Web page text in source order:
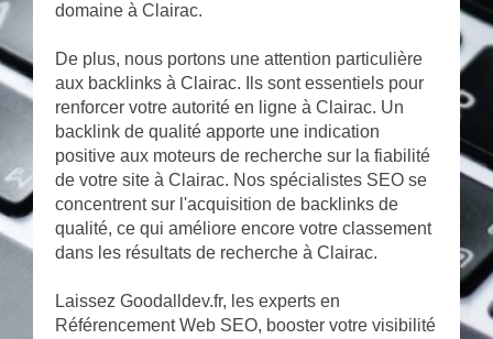
domaine à Clairac.
De plus, nous portons une attention particulière
aux backlinks à Clairac. Ils sont essentiels pour
renforcer votre autorité en ligne à Clairac. Un
backlink de qualité apporte une indication
positive aux moteurs de recherche sur la fiabilité
de votre site à Clairac. Nos spécialistes SEO se
concentrent sur l'acquisition de backlinks de
qualité, ce qui améliore encore votre classement
dans les résultats de recherche à Clairac.
Laissez Goodalldev.fr, les experts en
Référencement Web SEO, booster votre visibilité